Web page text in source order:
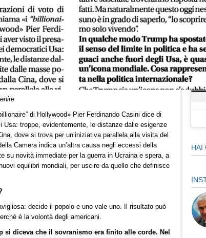
di Hollywood» Pier Ferdinando Casini dice di
troppe, evidentemente, le distanze dalle esigenze
dove si trova per un’iniziativa parallela alla visita del
Camera indica un’altra causa negli eccessi della
su novità immediate per la guerra in Ucraina e spera, a
equilibri mondiali, per uscire da quello che definisce
decide il popolo e uno vale uno. Il risultato può
è la volontà degli americani.
diceva che il sovranismo era finito alle corde. Nel
HAI